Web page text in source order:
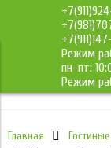
Режим
пн-пт:
Режим
Главная Гостиные